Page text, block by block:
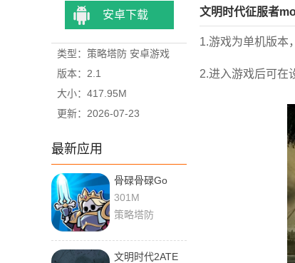
安卓下载
类型：策略塔防 安卓游戏
版本：2.1
大小：417.95M
更新：2026-07-23
最新应用
骨碌骨碌Go
1.15 手机版
301M
策略塔防
文明时代2ATE
文明时代征服者
1.游戏为单机版本
2.进入游戏后可在